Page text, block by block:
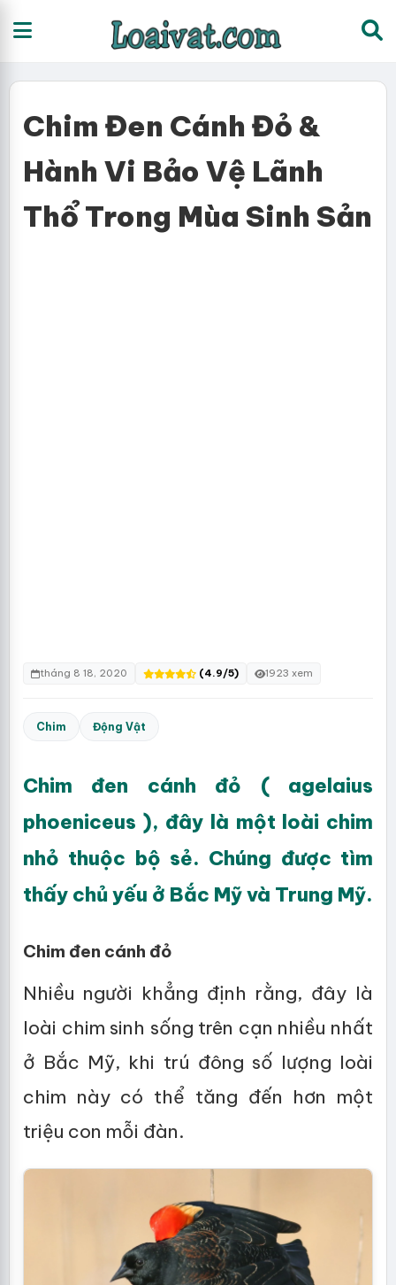
Chim Đen Cánh Đỏ &
Hành Vi Bảo Vệ Lãnh
Thổ Trong Mùa Sinh Sản
tháng 8 18, 2020 (4.9/5) 1923 xem
Chim Động Vật
Chim đen cánh đỏ ( agelaius
phoeniceus ), đây là một loài chim
nhỏ thuộc bộ sẻ. Chúng được tìm
thấy chủ yếu ở Bắc Mỹ và Trung Mỹ.
Chim đen cánh đỏ
Nhiều người khẳng định rằng, đây là
loài chim sinh sống trên cạn nhiều nhất
ở Bắc Mỹ, khi trú đông số lượng loài
chim này có thể tăng đến hơn một
triệu con mỗi đàn.